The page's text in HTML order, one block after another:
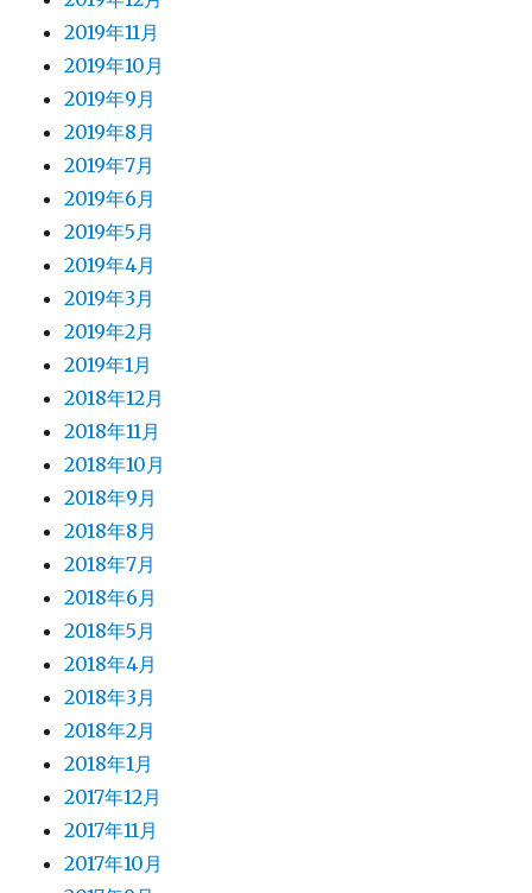
2019年11月
2019年10月
2019年9月
2019年8月
2019年7月
2019年6月
2019年5月
2019年4月
2019年3月
2019年2月
2019年1月
2018年12月
2018年11月
2018年10月
2018年9月
2018年8月
2018年7月
2018年6月
2018年5月
2018年4月
2018年3月
2018年2月
2018年1月
2017年12月
2017年11月
2017年10月